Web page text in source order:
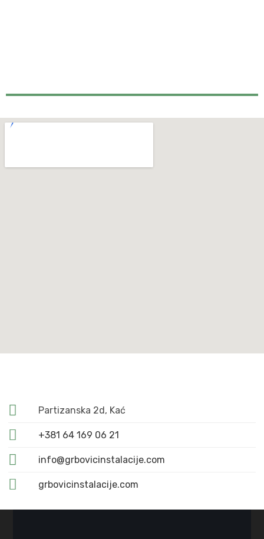
Partizanska 2d, Kać
+381 64 169 06 21
info@grbovicinstalacije.com
grbovicinstalacije.com